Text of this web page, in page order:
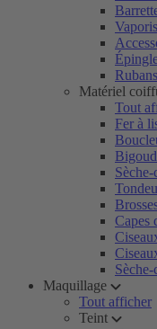
Matériel
Tout
Fer à
Capes
Maquillage
Tout afficher
Teint